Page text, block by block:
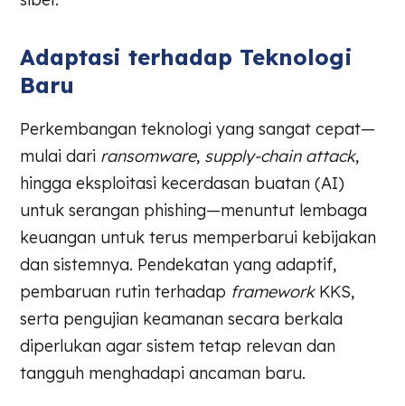
Adaptasi terhadap Teknologi
Baru
Perkembangan teknologi yang sangat cepat—
mulai dari ransomware, supply-chain attack,
hingga eksploitasi kecerdasan buatan (AI)
untuk serangan phishing—menuntut lembaga
keuangan untuk terus memperbarui kebijakan
dan sistemnya. Pendekatan yang adaptif,
pembaruan rutin terhadap frameworkKKS,
serta pengujian keamanan secara berkala
diperlukan agar sistem tetap relevan dan
tangguh menghadapi ancaman baru.